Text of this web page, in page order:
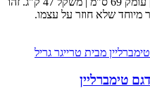
מיוחד שלא חוזר על עצמו.
טימברליין